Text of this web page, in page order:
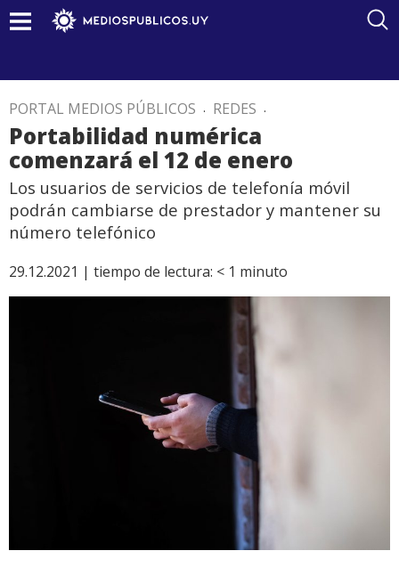
PORTAL MEDIOS PÚBLICOS . REDES .
Portabilidad numérica
comenzará el 12 de enero
Los usuarios de servicios de telefonía móvil
podrán cambiarse de prestador y mantener su
número telefónico
29.12.2021 | tiempo de lectura: < 1 minuto